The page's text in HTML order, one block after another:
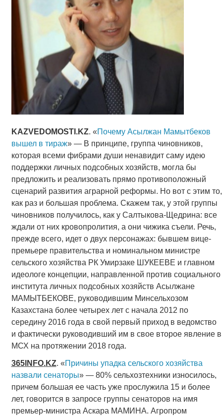
KAZVEDOMOSTI .KZ. «Почему Асылжан Мамытбеков
вышел в тираж» — В принципе, группа чиновников,
которая всеми фибрами души ненавидит саму идею
поддержки личных подсобных хозяйств, могла бы
предложить и реализовать прямо противоположный
сценарий развития аграрной реформы. Но вот с этим то,
как раз и большая проблема. Скажем так, у этой группы
чиновников получилось, как у Салтыкова-Щедрина: все
ждали от них кровопролития, а они чижика съели. Речь,
прежде всего, идет о двух персонажах: бывшем вице-
премьере правительства и номинальном министре
сельского хозяйства РК Умирзаке ШУКЕЕВЕ и главном
идеологе концепции, направленной против социального
института личных подсобных хозяйств Асылжане
МАМЫТБЕКОВЕ, руководившим Минсельхозом
Казахстана более четырех лет с начала 2012 по
середину 2016 года в свой первый приход в ведомство
и фактически руководивший им в свое второе явление в
МСХ на протяжении 2018 года.
365INFO.KZ. «Причины упадка сельского хозяйства
назвали сенаторы» — 80% сельхозтехники износилось,
причем большая ее часть уже прослужила 15 и более
лет, говорится в запросе группы сенаторов на имя
премьер-министра Аскара МАМИНА. Агропром